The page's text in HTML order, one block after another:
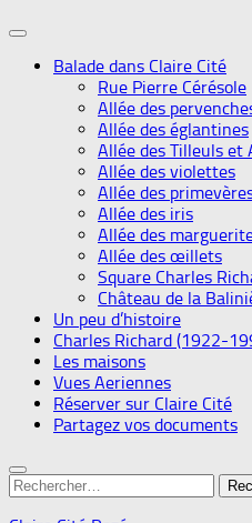
Balade dans Claire Cité
Rue Pierre Cérésole
Allée des
Allée des églantines
Allée des Tilleuls et
Allée des violettes
Allée des
Allée des iris
Allée des
Allée des œillets
Square Charles
Château de la
Un peu d’histoire
Charles Richard (1922-
Les maisons
Vues Aeriennes
Réserver sur Claire Cité
Partagez vos documents
Rechercher :